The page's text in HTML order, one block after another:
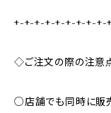
+-+-+-+-+-+-+-+-+-
◇ご注文の際の注意
○店舗でも同時に販